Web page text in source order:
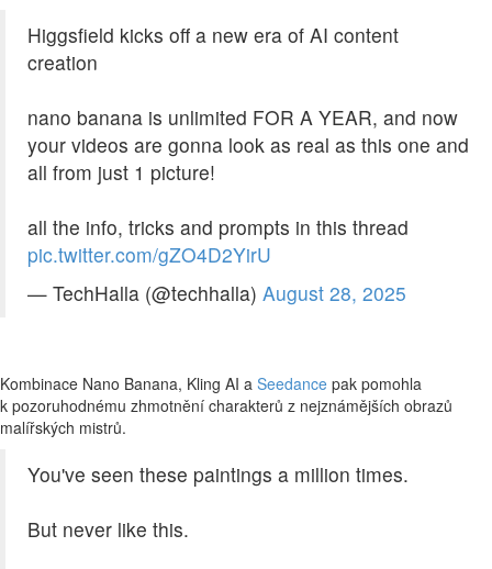
Higgsfield kicks off a new era of AI content
creation
nano banana is unlimited FOR A YEAR, and now
your videos are gonna look as real as this one and
all from just 1 picture!
all the info, tricks and prompts in this thread
pic.twitter.com/gZO4D2YirU
— TechHalla (@techhalla) August 28, 2025
Kombinace Nano Banana, Kling AI a Seedance pak pomohla
k pozoruhodnému zhmotnění charakterů z nejznámějších obrazů
malířských mistrů.
You've seen these paintings a million times.
But never like this.